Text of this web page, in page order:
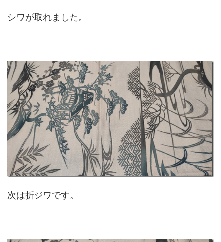
シワが取れました。
次は折ジワです。